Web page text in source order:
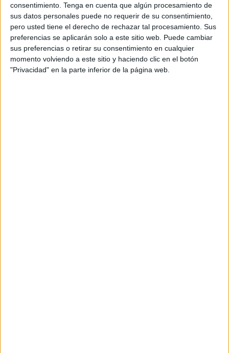
consentimiento. Tenga en cuenta que algún procesamiento de
sus datos personales puede no requerir de su consentimiento,
pero usted tiene el derecho de rechazar tal procesamiento. Sus
preferencias se aplicarán solo a este sitio web. Puede cambiar
sus preferencias o retirar su consentimiento en cualquier
momento volviendo a este sitio y haciendo clic en el botón
"Privacidad" en la parte inferior de la página web.